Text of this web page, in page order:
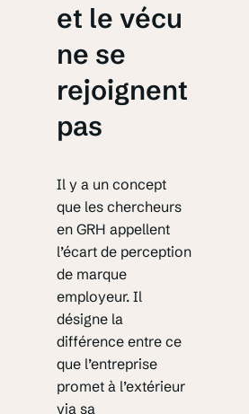
et le vécu
ne se
rejoignent
pas
Il y a un concept
que les chercheurs
en GRH appellent
l’écart de perception
de marque
employeur. Il
désigne la
différence entre ce
que l’entreprise
promet à l’extérieur
via sa